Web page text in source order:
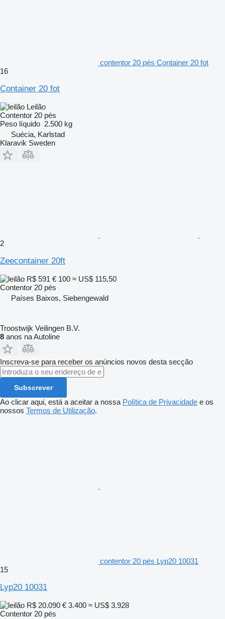
contentor 20 pés Container 20 fot
16
Container 20 fot
Leilão
Contentor 20 pés
Peso líquido 2.500 kg
Suécia, Karlstad
Klaravik Sweden
2
Zeecontainer 20ft
R$ 591 € 100 ≈ US$ 115,50
Contentor 20 pés
Países Baixos, Siebengewald
Troostwijk Veilingen B.V.
8 anos na Autoline
Inscreva-se para receber os anúncios novos desta secção
Subscrever
Ao clicar aqui, está a aceitar a nossa Política de Privacidade e os
nossos Termos de Utilização.
contentor 20 pés Lyp20 10031
15
Lyp20 10031
R$ 20.090 € 3.400 ≈ US$ 3.928
Contentor 20 pés